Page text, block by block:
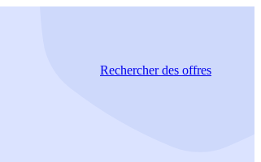
Rechercherdes offres